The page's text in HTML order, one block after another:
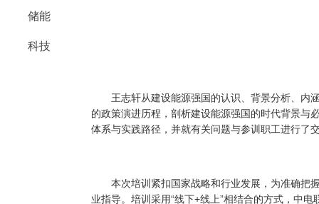
储能
科技
王志轩从建设能源强国的认识、背景分析、内
的政策演进历程，剖析建设能源强国的时代背景与
体系与实践路径，并就有关问题与参训职工进行了
本次培训紧扣国家战略和行业发展，为准确把
业指导。培训采用“线下+线上”相结合的方式，中